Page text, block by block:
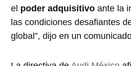
el poder adquisitivo ante la
las condiciones desafiantes
global”, dijo en un